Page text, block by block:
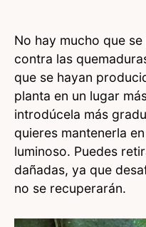
No hay mucho que
contra las
que se hayan
planta en un lugar
introdúcela más
quieres mantenerla
luminoso. Puedes
dañadas, ya que
no se recuperarán.